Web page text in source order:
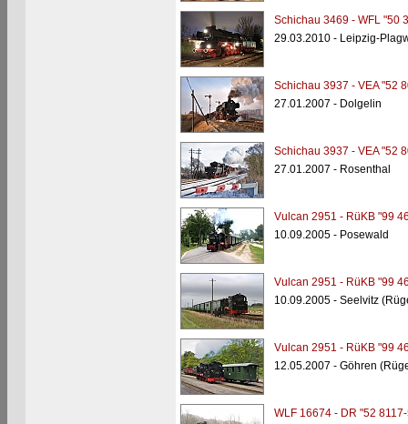
Schichau 3469 - WFL "50
29.03.2010 - Leipzig-
Schichau 3937 - VEA "52
27.01.2007 - Dolgelin
Schichau 3937 - VEA "52
27.01.2007 - Rosenthal
Vulcan 2951 - RüKB "99
10.09.2005 - Posewald
Vulcan 2951 - RüKB "99
10.09.2005 - Seelvitz
Vulcan 2951 - RüKB "99
12.05.2007 - Göhren
WLF 16674 - DR "52